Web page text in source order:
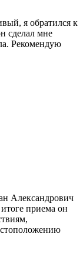
я обратился к
сделал мне
Рекомендую
Александрович
приема он